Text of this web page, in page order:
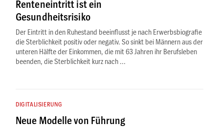
Renteneintritt ist ein
Gesundheitsrisiko
Der Eintritt in den Ruhestand beeinflusst je nach Erwerbsbiografie
die Sterblichkeit positiv oder negativ. So sinkt bei Männern aus der
unteren Hälfte der Einkommen, die mit 63 Jahren ihr Berufsleben
beenden, die Sterblichkeit kurz nach ...
DIGITALISIERUNG
Neue Modelle von Führung